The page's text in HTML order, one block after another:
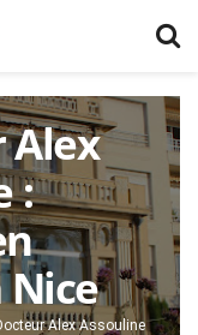
Alex
:
Alex Assouline